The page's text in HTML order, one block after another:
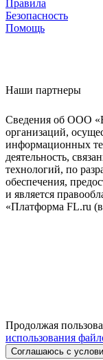
Правила
Безопасность
Помощь
Наши партнеры
Сведения об ООО
организаций,
информационных
деятельность,
технологий, по
обеспечения,
и является
«Платформа FL.ru
Продолжая
использования
Соглашаюсь с